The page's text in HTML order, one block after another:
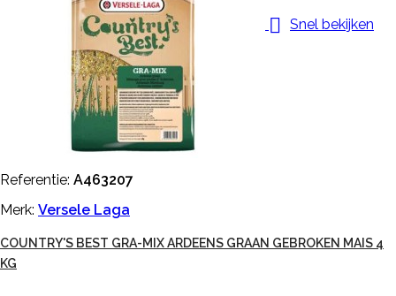
 Snel bekijken
Referentie: A463207
Merk: Versele Laga
COUNTRY'S BEST GRA-MIX ARDEENS GRAAN GEBROKEN MAIS 4
KG